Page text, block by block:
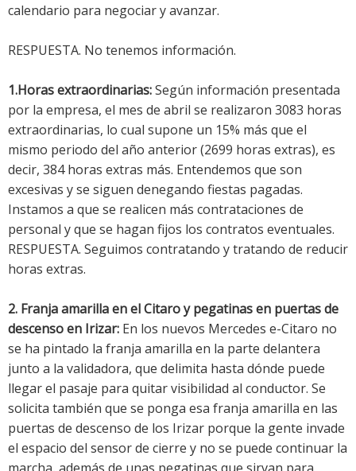
calendario para negociar y avanzar.
RESPUESTA. No tenemos información.
1.Horas extraordinarias:Según información presentada
por la empresa, el mes de abril se realizaron 3083 horas
extraordinarias, lo cual supone un 15% más que el
mismo periodo del año anterior (2699 horas extras), es
decir, 384 horas extras más. Entendemos que son
excesivas y se siguen denegando fiestas pagadas.
Instamos a que se realicen más contrataciones de
personal y que se hagan fijos los contratos eventuales.
RESPUESTA. Seguimos contratando y tratando de reducir
horas extras.
2. Franja amarilla en el Citaro y pegatinas en puertas de
descenso en Irizar: En los nuevos Mercedes e-Citaro no
se ha pintado la franja amarilla en la parte delantera
junto a la validadora, que delimita hasta dónde puede
llegar el pasaje para quitar visibilidad al conductor. Se
solicita también que se ponga esa franja amarilla en las
puertas de descenso de los Irizar porque la gente invade
el espacio del sensor de cierre y no se puede continuar la